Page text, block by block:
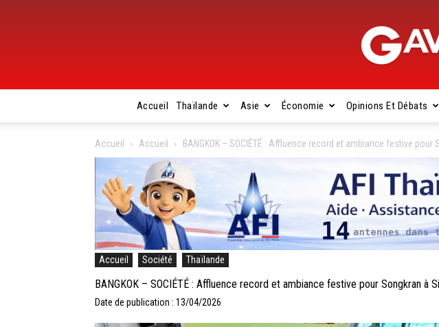
Accueil Thaïlande Asie Économie Opinions Et Débats
Accueil Accueil BANGKOK – SOCIÉTÉ : Affluence record et ambiance festive pour
Accueil Société Thaïlande
BANGKOK – SOCIÉTÉ : Affluence record et ambiance festive pour Songkran à
Date de publication : 13/04/2026